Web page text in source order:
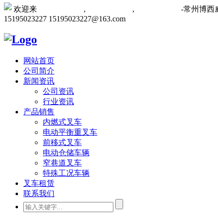
欢迎来 , ,
-常州博西
15195023227 15195023227@163.com
网站首页
公司简介
新闻资讯
公司资讯
行业资讯
产品销售
内燃式叉车
电动平衡重叉车
前移式叉车
电动仓储车辆
窄巷道叉车
特殊工况车辆
叉车租赁
联系我们